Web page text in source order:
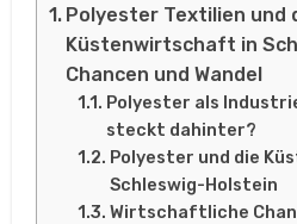
Polyester Textilien und
Küstenwirtschaft in
Chancen und Wandel
Polyester als
steckt dahinter?
Polyester und die
Schleswig-Holstein
Wirtschaftliche